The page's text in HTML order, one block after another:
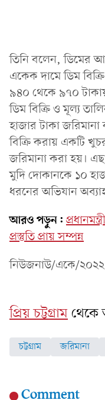
তিনি বলেন, ডিমের
একেক দামে ডিম
৯৪০ থেকে ৯৭০
ডিম বিক্রি ও মূল্য
হাজার টাকা
বিক্রি করায় একটি
জরিমানা করা হয়।
মুদি দোকানকে ১০
ধরনের অভিযান
আরও পড়ুন:
প্রস্তুতি প্রায় সম্পন্ন
নিউজনাউ/একে/২০২২
প্রিয় চট্টগ্রাম
চট্টগ্রাম জরিমানা
Comment